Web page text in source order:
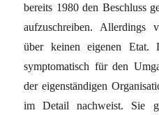
bereits 1980 den Beschluss
aufzuschreiben. Allerdings
über keinen eigenen Etat.
symptomatisch für den
der eigenständigen
im Detail nachweist. Sie